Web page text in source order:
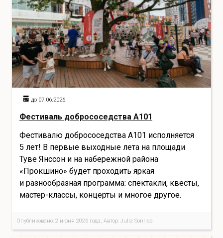
до 07.06.2026
Фестиваль добрососедства A101
Фестивалю добрососедства A101 исполняется
5 лет! В первые выходные лета на площади
Туве Янссон и на набережной района
«Прокшино» будет проходить яркая
и разнообразная программа: спектакли, квесты,
мастер-классы, концерты и многое другое.
Опубликовано: 2 июня 2026 года; Автор: Julia Sonrisa